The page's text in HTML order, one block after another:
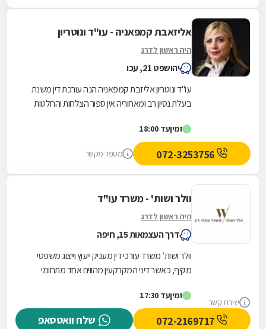
אליזאבת קמפאניה - עו"ד ונוטריון
היה ראשון לדרג
יהושפט 21, עכו
עו"ד ונוטריון אליזבת קמפאניה הנה עורכת דין משנת
בעלת נסיון רב ומאחוריה אין ספור הצלחות והחלטות
זמיןעד 18:00
מספר מקשר
יצירת קשר
וולר ושות' - משרד עו"ד
היה ראשון לדרג
דרך העצמאות 15, חיפה
וולר ושות’ משרד עורכי דין מעניק ייעוץ וייצוג משפטי
מקיף, כאשר דיני המקרקעין מהווים אחד מתחומי
זמיןעד 17:30
שלח וואטסאפ